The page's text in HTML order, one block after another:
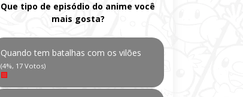
Que tipo de episódio do anime você
mais gosta?
Quando tem batalhas com os vilões
(4%, 17 Votos)